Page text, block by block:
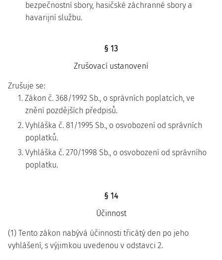
bezpečnostní sbory, hasičské záchranné sbory a
havarijní službu.
§ 13
Zrušovací ustanovení
Zrušuje se:
1. Zákon č. 368/1992 Sb., o správních poplatcích, ve
znění pozdějších předpisů.
2. Vyhláška č. 81/1995 Sb., o osvobození od správních
poplatků.
3. Vyhláška č. 270/1998 Sb., o osvobození od správního
poplatku.
§ 14
Účinnost
(1) Tento zákon nabývá účinnosti třicátý den po jeho
vyhlášení, s výjimkou uvedenou v odstavci 2.